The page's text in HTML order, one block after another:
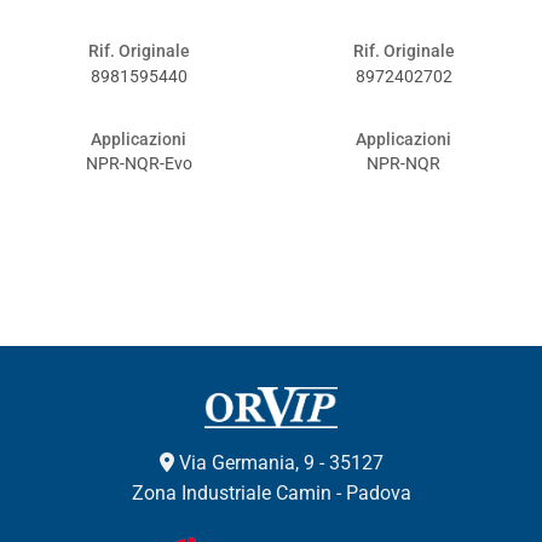
Rif. Originale
8981595440
Applicazioni
NPR-NQR-Evo
Rif. Originale
8972402702
Applicazioni
NPR-NQR
Via Germania, 9 - 35127
Zona Industriale Camin - Padova